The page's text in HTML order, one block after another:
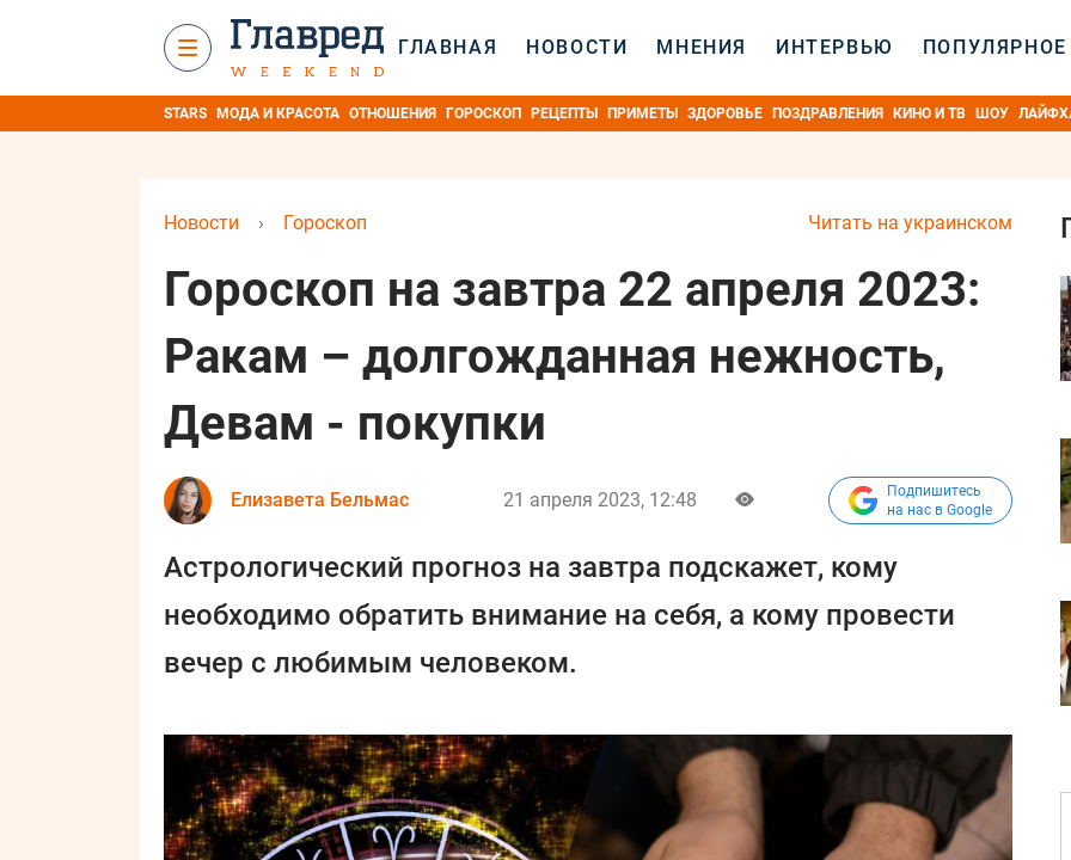
ГЛАВНАЯ НОВОСТИ МНЕНИЯ ИНТЕРВЬЮ ПОПУЛЯРНОЕ
STARS МОДА И КРАСОТА ОТНОШЕНИЯ ГОРОСКОП РЕЦЕПТЫ ПРИМЕТЫ ЗДОРОВЬЕ ПОЗДРАВЛЕНИЯ КИНО И ТВ ШОУ
Читать на украинском
Новости › Гороскоп
Гороскоп на завтра 22 апреля 2023:
Ракам – долгожданная нежность,
Девам - покупки
Елизавета Бельмас 21 апреля 2023, 12:48
Подпишитесь
на нас в Google
Астрологический прогноз на завтра подскажет, кому
необходимо обратить внимание на себя, а кому провести
вечер с любимым человеком.